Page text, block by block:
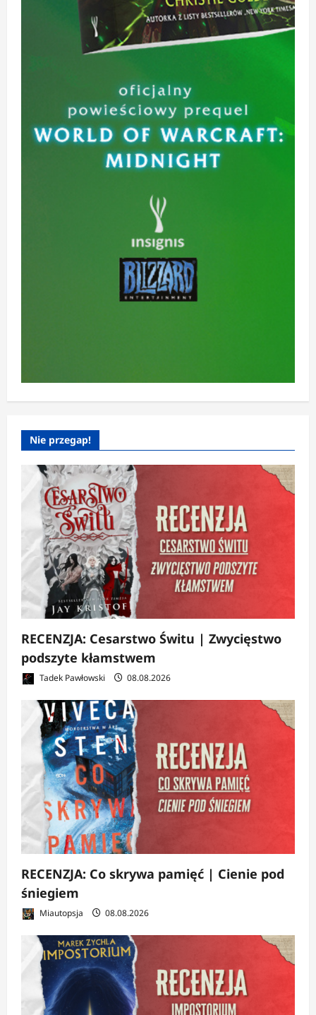
Nie przegap!
RECENZJA: Cesarstwo Świtu | Zwycięstwo
podszyte kłamstwem
Tadek Pawłowski 08.08.2026
RECENZJA: Co skrywa pamięć | Cienie pod
śniegiem
Miautopsja 08.08.2026